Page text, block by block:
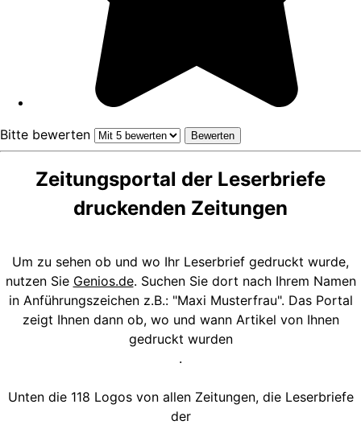
Bitte bewerten
Zeitungsportal der Leserbriefe
druckenden Zeitungen
Um zu sehen ob und wo Ihr Leserbrief gedruckt wurde,
nutzen Sie Genios.de. Suchen Sie dort nach Ihrem Namen
in Anführungszeichen z.B.: "Maxi Musterfrau". Das Portal
zeigt Ihnen dann ob, wo und wann Artikel von Ihnen
gedruckt wurden
.
Unten die 118 Logos von allen Zeitungen, die Leserbriefe
der